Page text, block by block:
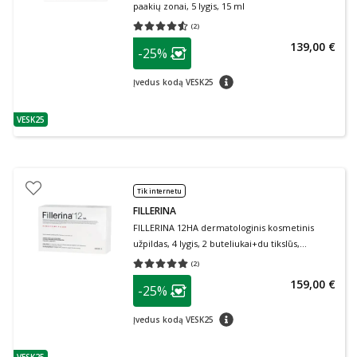
patarimas
VESK25
paakių zonai, 5 lygis, 15 ml
(2)
Vidutinis įvertinimas 4.50
patarimas
Lojalumo klubo narių nuolaida
-25%
Įvedus kodą VESK25 patarimas
139,00 €
Tik internetu
FILLERINA
FILLERINA 12HA dermatologinis kosmetinis
užpildas, 4 lygis, 2 buteliukai+du tikslūs,
patentuoti aplikatoriai priemonei paskirstyti.
(2)
Vidutinis įvertinimas 5.00
patarimas
Lojalumo klubo narių nuolaida
-25%
Įvedus kodą VESK25 patarimas
159,00 €